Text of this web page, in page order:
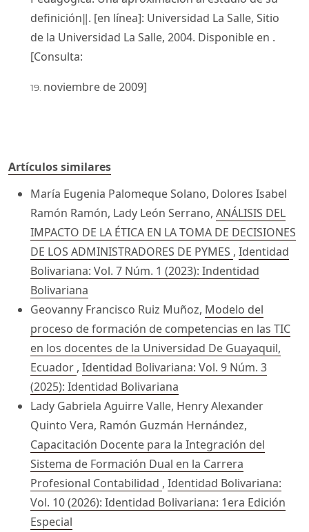
definición‖. [en línea]: Universidad La Salle, Sitio
de la Universidad La Salle, 2004. Disponible en .
[Consulta:
noviembre de 2009]
Artículos similares
María Eugenia Palomeque Solano, Dolores Isabel
Ramón Ramón, Lady León Serrano, ANÁLISIS DEL
IMPACTO DE LA ÉTICA EN LA TOMA DE DECISIONES
DE LOS ADMINISTRADORES DE PYMES , Identidad
Bolivariana: Vol. 7 Núm. 1 (2023): Indentidad
Bolivariana
Geovanny Francisco Ruiz Muñoz, Modelo del
proceso de formación de competencias en las TIC
en los docentes de la Universidad De Guayaquil,
Ecuador , Identidad Bolivariana: Vol. 9 Núm. 3
(2025): Identidad Bolivariana
Lady Gabriela Aguirre Valle, Henry Alexander
Quinto Vera, Ramón Guzmán Hernández,
Capacitación Docente para la Integración del
Sistema de Formación Dual en la Carrera
Profesional Contabilidad , Identidad Bolivariana:
Vol. 10 (2026): Identidad Bolivariana: 1era Edición
Especial